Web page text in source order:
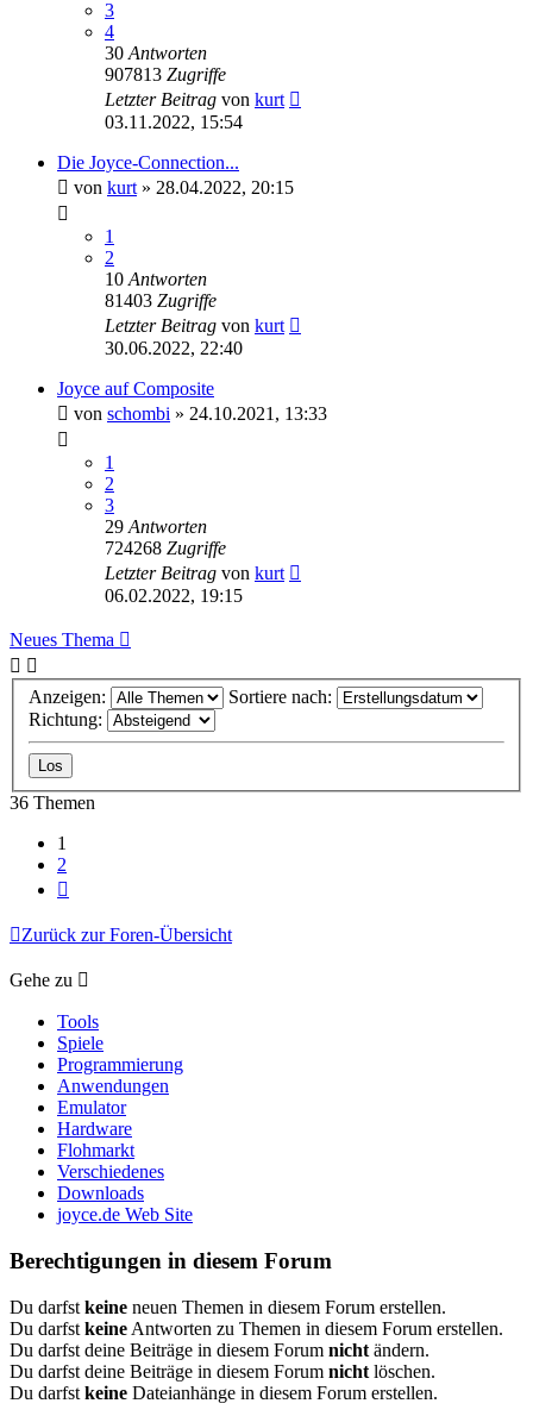
3
4
30 Antworten
907813 Zugriffe
Letzter Beitrag von kurt
03.11.2022, 15:54
Die Joyce-Connection...
von kurt » 28.04.2022, 20:15
1
2
10 Antworten
81403 Zugriffe
Letzter Beitrag von kurt
30.06.2022, 22:40
Joyce auf Composite
von schombi » 24.10.2021, 13:33
1
2
3
29 Antworten
724268 Zugriffe
Letzter Beitrag von kurt
06.02.2022, 19:15
Neues Thema
Anzeigen:
Sortiere nach:
Richtung:
36 Themen
1
2
Zurück zur Foren-Übersicht
Gehe zu
Tools
Spiele
Programmierung
Anwendungen
Emulator
Hardware
Flohmarkt
Verschiedenes
Downloads
joyce.de Web Site
Berechtigungen in diesem Forum
Du darfst keine neuen Themen in diesem Forum erstellen.
Du darfst keine Antworten zu Themen in diesem Forum erstellen.
Du darfst deine Beiträge in diesem Forum nicht ändern.
Du darfst deine Beiträge in diesem Forum nicht löschen.
Du darfst keine Dateianhänge in diesem Forum erstellen.